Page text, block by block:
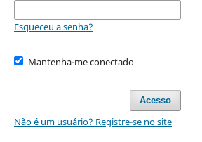
Esqueceu a senha?
Mantenha-me conectado
Acesso
Não é um usuário? Registre-se no site